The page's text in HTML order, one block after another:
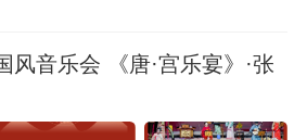
风音乐会 《唐·宫乐宴》·张